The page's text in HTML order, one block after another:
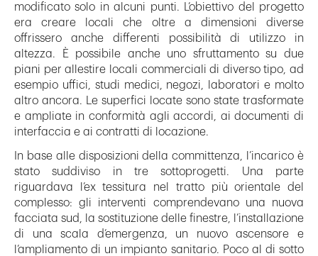
modificato solo in alcuni punti. L’obiettivo del progetto
era creare locali che oltre a dimensioni diverse
offrissero anche differenti possibilità di utilizzo in
altezza. È possibile anche uno sfruttamento su due
piani per allestire locali commerciali di diverso tipo, ad
esempio uffici, studi medici, negozi, laboratori e molto
altro ancora. Le superfici locate sono state trasformate
e ampliate in conformità agli accordi, ai documenti di
interfaccia e ai contratti di locazione.
In base alle disposizioni della committenza, l’incarico è
stato suddiviso in tre sottoprogetti. Una parte
riguardava l’ex tessitura nel tratto più orientale del
complesso: gli interventi comprendevano una nuova
facciata sud, la sostituzione delle finestre, l’installazione
di una scala d’emergenza, un nuovo ascensore e
l’ampliamento di un impianto sanitario. Poco al di sotto